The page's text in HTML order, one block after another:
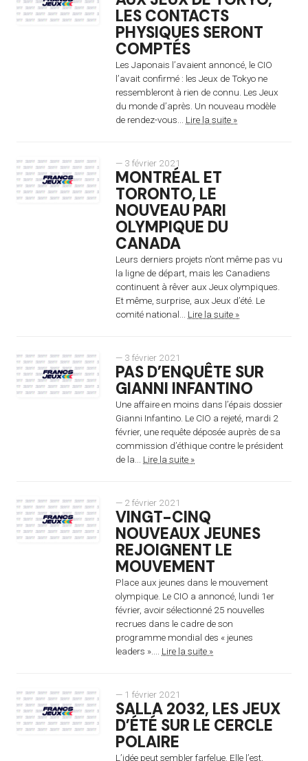
LES CONTACTS
PHYSIQUES SERONT
COMPTÉS
Les Japonais l’avaient annoncé, le CIO
l’avait confirmé : les Jeux de Tokyo ne
ressembleront à rien de connu. Les Jeux
du monde d’après. Un nouveau modèle
de rendez-vous... Lire la suite »
— 3 février 2021
MONTRÉAL ET
TORONTO, LE
NOUVEAU PARI
OLYMPIQUE DU
CANADA
Leurs derniers projets n’ont même pas vu
la ligne de départ, mais les Canadiens
continuent à rêver aux Jeux olympiques.
Et même, surprise, aux Jeux d’été. Le
comité national... Lire la suite »
— 3 février 2021
PAS D’ENQUÊTE SUR
GIANNI INFANTINO
Une affaire en moins dans l’épais dossier
Gianni Infantino. Le CIO a rejeté, mardi 2
février, une requête déposée auprès de sa
commission d’éthique contre le président
de la... Lire la suite »
— 2 février 2021
VINGT-CINQ
NOUVEAUX JEUNES
REJOIGNENT LE
MOUVEMENT
Place aux jeunes dans le mouvement
olympique. Le CIO a annoncé, lundi 1er
février, avoir sélectionné 25 nouvelles
recrues dans le cadre de son
programme mondial des « jeunes
leaders ».... Lire la suite »
— 1 février 2021
SALLA 2032, LES JEUX
D’ÉTÉ SUR LE CERCLE
POLAIRE
L’idée peut sembler farfelue. Elle l’est,